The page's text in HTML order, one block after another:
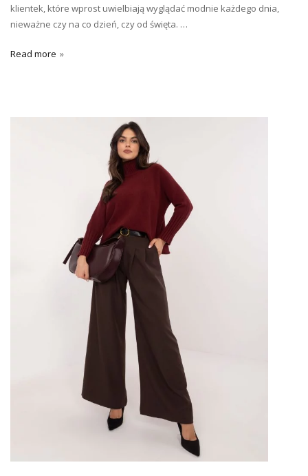
klientek, które wprost uwielbiają wyglądać modnie każdego dnia,
nieważne czy na co dzień, czy od święta. …
Read more